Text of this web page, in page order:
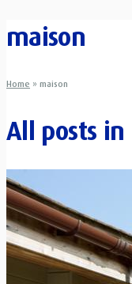
maison
Home » maison
All posts in